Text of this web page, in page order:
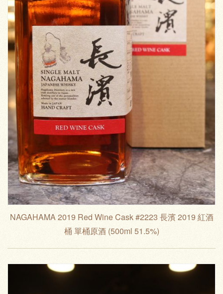
NAGAHAMA 2019 Red Wine Cask #2223 長濱 2019 紅酒
桶 單桶原酒 (500ml 51.5%)